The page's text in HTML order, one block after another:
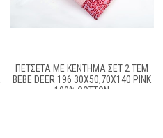
ΠΕΤΣΈΤΑ ΜΕ ΚΈΝΤΗΜΑ ΣΕΤ 2 ΤΕΜ
BEBE DEER 196 30X50,70X140 PINK
100% COTTON